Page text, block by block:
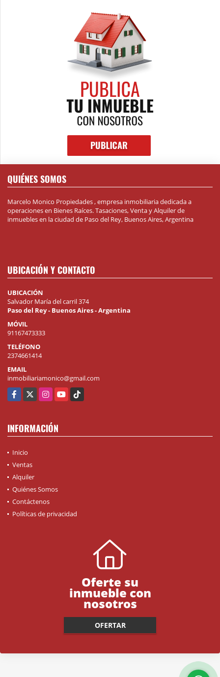
QUIÉNES SOMOS
Marcelo Monico Propiedades , empresa inmobiliaria dedicada a
operaciones en Bienes Raíces. Tasaciones, Venta y Alquiler de
inmuebles en la ciudad de Paso del Rey, Buenos Aires, Argentina
UBICACIÓN Y CONTACTO
UBICACIÓN
Salvador María del carril 374
Paso del Rey - Buenos Aires - Argentina
MÓVIL
91167473333
TELÉFONO
2374661414
EMAIL
inmobiliariamonico@gmail.com
Facebook
X InstagramYouTube
TikTok
INFORMACIÓN
Inicio
Ventas
Alquiler
Quiénes Somos
Contáctenos
Políticas de privacidad
Oferte su
inmueble con
nosotros
OFERTAR